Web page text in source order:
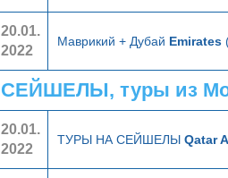
20.01.
2022
Маврикий + Дубай Emirates
СЕЙШЕЛЫ, туры из
20.01.
2022
ТУРЫ НА СЕЙШЕЛЫ Qatar